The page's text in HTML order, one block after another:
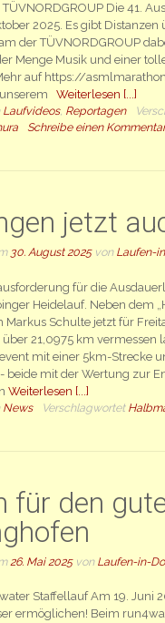
TÜVNORDGROUP Die 41.
2025. Es gibt
der TÜVNORDGROUP
Menge Musik und einer
auf https://
unseremWeiterlesen [...]
Laufvideos, Reportagen
Schreibe einen
jetzt
30. August 2025von Laufen-
für die
Heidelauf. Neben dem
Markus Schulte jetzt für
21,0975 km vermessen
mit einer 5km-Strecke
beide mit der Wertung zur
Weiterlesen [...]
News Verschlagwortet
für den
26. Mai 2025von Laufen-in-
Staffellauf Am 19. Juni
ermöglichen! Beim